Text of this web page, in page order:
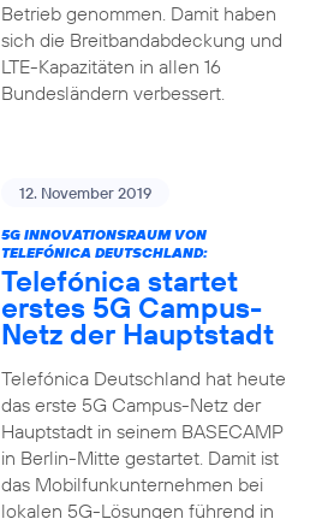
Betrieb genommen. Damit haben
sich die Breitbandabdeckung und
LTE-Kapazitäten in allen 16
Bundesländern verbessert.
12. November 2019
5G INNOVATIONSRAUM VON
TELEFÓNICA DEUTSCHLAND:
Telefónica startet
erstes 5G Campus-
Netz der Hauptstadt
Telefónica Deutschland hat heute
das erste 5G Campus-Netz der
Hauptstadt in seinem BASECAMP
in Berlin-Mitte gestartet. Damit ist
das Mobilfunkunternehmen bei
lokalen 5G-Lösungen führend in